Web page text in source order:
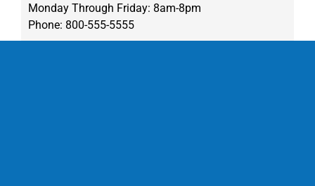
Monday Through Friday: 8am-8pm
Phone: 800-555-5555